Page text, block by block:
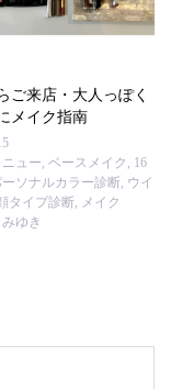
ご来店・大人っぽく
メイク指南
ュー,ベースメイク , 16
ーソナルカラー診断, ウイ
タイプ診断, メイク
ゆき